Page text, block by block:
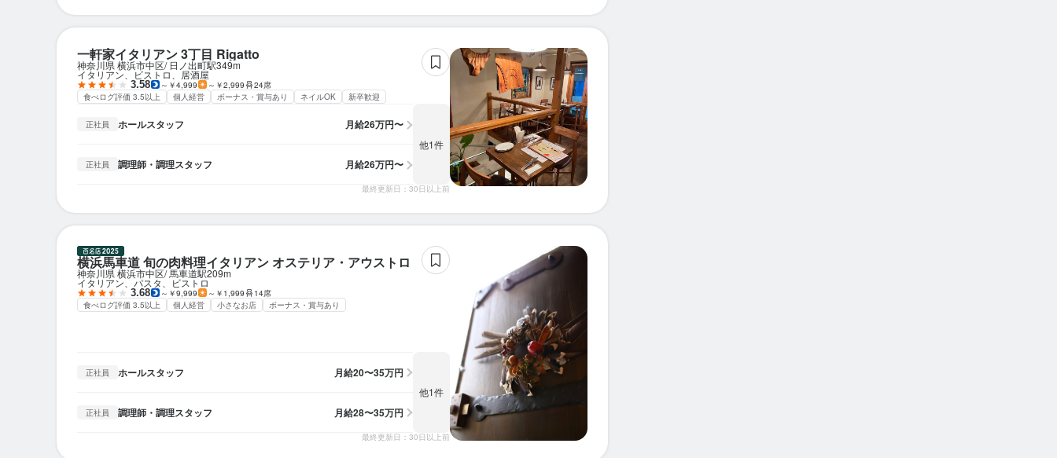
一軒家イタリアン 3丁目 Rigatto
神奈川県 横浜市中区 日ノ出町駅349m
イタリアン、ビストロ、居酒屋
3.58 ～￥4,999 ～￥2,999
24席
食べログ評価 3.5以上
個人経営 ボーナス・賞与あり ネイルOK 新卒歓迎
正社員 ホールスタッフ 月給26万円〜
正社員 調理師・調理スタッフ 月給26万円〜
他1件
最終更新日：30日以上前
横浜馬車道 旬の肉料理イタリアン オステリア・アウストロ
神奈川県 横浜市中区 馬車道駅209m
イタリアン、パスタ、ビストロ
3.68 ～￥9,999 ～￥1,999
14席
食べログ評価 3.5以上
個人経営 小さなお店 ボーナス・賞与あり
正社員 ホールスタッフ 月給20〜35万円
正社員 調理師・調理スタッフ 月給28〜35万円
他1件
最終更新日：30日以上前
求人を選択する
店長候補
ホールスタッフ
求人を選択する
店長候補
求人を選択する
調理師・調理スタッフ
求人を選択する
料理長候補
求人を選択する
店長候補
ホールスタッフ
求人を選択する
店長候補
求人を選択する
ホールスタッフ
調理師・調理スタッフ
求人を選択する
ホールスタッフ
調理師・調理スタッフ